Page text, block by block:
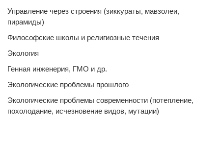
Управление через строения (зиккураты, мавзолеи,
пирамиды)
Философские школы и религиозные течения
Экология
Генная инженерия, ГМО и др.
Экологические проблемы прошлого
Экологические проблемы современности (потепление,
похолодание, исчезновение видов, мутации)